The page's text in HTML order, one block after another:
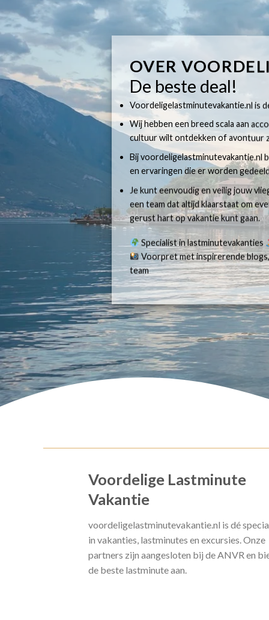
OVER
De beste deal!
Voordeligelastminutevakantie.nl is
Wij hebben een breed scala aan
cultuur wilt ontdekken of avontuur
Bij voordeligelastminutevakantie.nl
en ervaringen die er worden
Je kunt eenvoudig en veilig jouw
een team dat altijd klaarstaat om
gerust hart op vakantie kunt gaan.
Specialist in lastminutevakanties
Voorpret met inspirerende
team
Voordelige Lastminute
Vakantie
voordeligelastminutevakantie.nl is dé
in vakanties, lastminutes en excursies. Onze
partners zijn aangesloten bij de ANVR en
de beste lastminute aan.